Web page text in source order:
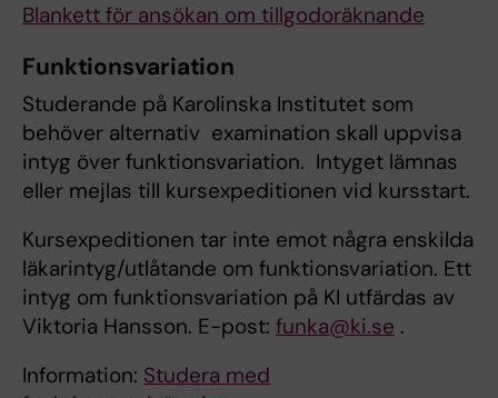
Blankett för ansökan om tillgodoräknande
Funktionsvariation
Studerande på Karolinska Institutet som
behöver alternativ examination skall uppvisa
intyg över funktionsvariation. Intyget lämnas
eller mejlas till kursexpeditionen vid kursstart.
Kursexpeditionen tar inte emot några enskilda
läkarintyg/utlåtande om funktionsvariation. Ett
intyg om funktionsvariation på KI utfärdas av
Viktoria Hansson. E-post: funka@ki.se .
Information: Studera med